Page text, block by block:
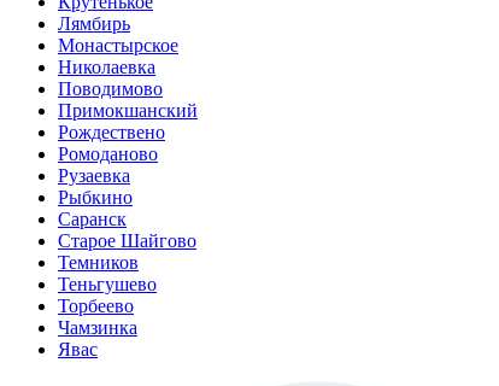
Лямбирь
Монастырское
Николаевка
Поводимово
Примокшанский
Рождествено
Ромоданово
Рузаевка
Рыбкино
Саранск
Старое Шайгово
Темников
Теньгушево
Торбеево
Чамзинка
Явас